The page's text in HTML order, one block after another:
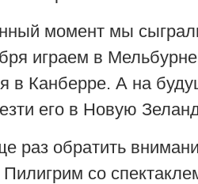
момент мы
играем в
в Канберре. А на
его в Новую
раз обратить
Пилигрим со